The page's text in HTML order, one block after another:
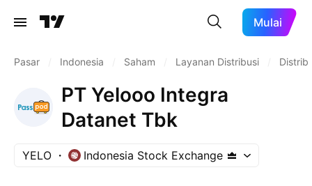
Mulai
Pasar Indonesia Saham Layanan Distribusi
PT Yelooo Integra
Datanet Tbk
YELO Indonesia Stock Exchange